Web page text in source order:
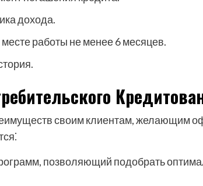
дохода.
работы не менее 6 месяцев.
своим клиентам, желающим
позволяющий подобрать